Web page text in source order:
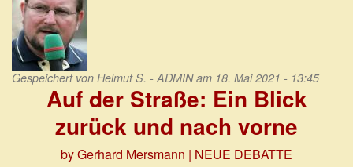
Gespeichert von Helmut S. - ADMINam 18. Mai 2021 - 13:45
Auf der Straße: Ein Blick
zurück und nach vorne
by Gerhard Mersmann | NEUE DEBATTE